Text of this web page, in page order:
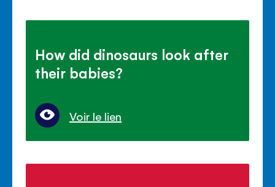
How did dinosaurs look after
their babies?
Voir le lien